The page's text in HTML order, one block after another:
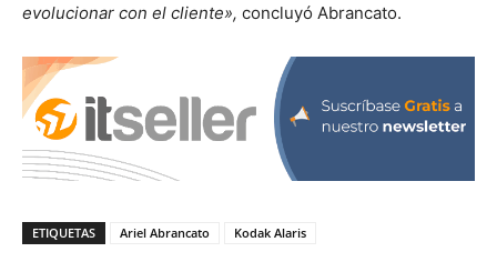
evolucionar con el cliente», concluyó Abrancato.
ETIQUETAS Ariel Abrancato Kodak Alaris